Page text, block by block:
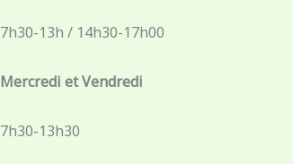
o
-
f
r
m
i
7h30-13h / 14h30-17h00
Mercredi et Vendredi
7h30-13h30